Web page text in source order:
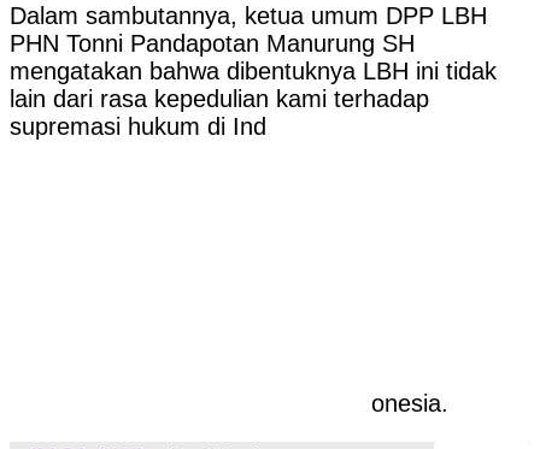
Dalam sambutannya, ketua umum DPP LBH
PHN Tonni Pandapotan Manurung SH
mengatakan bahwa dibentuknya LBH ini tidak
lain dari rasa kepedulian kami terhadap
supremasi hukum di Ind
onesia.